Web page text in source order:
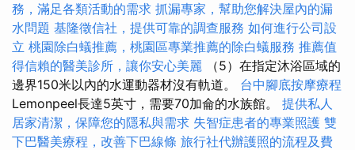
務，滿足各類活動的需求 抓漏專家，幫助您解決屋內的漏
水問題 基隆徵信社，提供可靠的調查服務 如何進行公司設
立 桃園除白蟻推薦，桃園區專業推薦的除白蟻服務 推薦值
得信賴的醫美診所，讓你安心美麗 （5）在指定沐浴區域的
邊界150米以內的水運動器材沒有軌道。 台中腳底按摩療程
Lemonpeel長達5英寸，需要70加侖的水族館。 提供私人
居家清潔，保障您的隱私與需求 失智症患者的專業照護 雙
下巴醫美療程，改善下巴線條 旅行社代辦護照的流程及費